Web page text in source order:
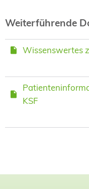
Weiterführende
Wissenswertes
KSF